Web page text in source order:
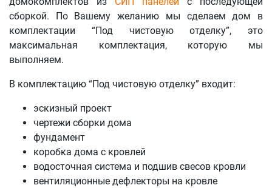
сборкой. По Вашему желанию мы сделаем дом в
комплектации “Под чистовую отделку”, это
максимальная комплектация, которую мы
выполняем.
В комплектацию “Под чистовую отделку” входит:
эскизный проект
чертежи сборки дома
фундамент
коробка дома с кровлей
водосточная система и подшив свесов кровли
вентиляционные дефлекторы на кровле